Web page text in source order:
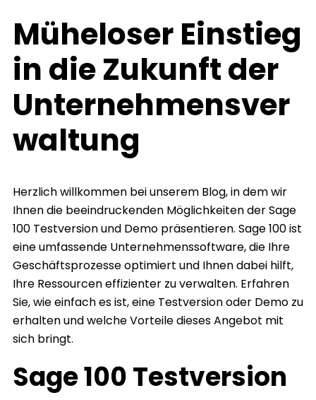
Müheloser Einstieg
in die Zukunft der
Unternehmensver
waltung
Herzlich willkommen bei unserem Blog, in dem wir
Ihnen die beeindruckenden Möglichkeiten der Sage
100 Testversion und Demo präsentieren. Sage 100 ist
eine umfassende Unternehmenssoftware, die Ihre
Geschäftsprozesse optimiert und Ihnen dabei hilft,
Ihre Ressourcen effizienter zu verwalten. Erfahren
Sie, wie einfach es ist, eine Testversion oder Demo zu
erhalten und welche Vorteile dieses Angebot mit
sich bringt.
Sage 100 Testversion